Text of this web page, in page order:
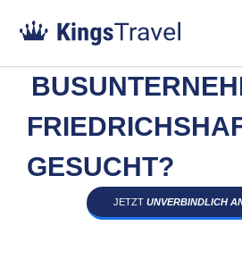
GESUCHT?
JETZT UNVERBINDLICH